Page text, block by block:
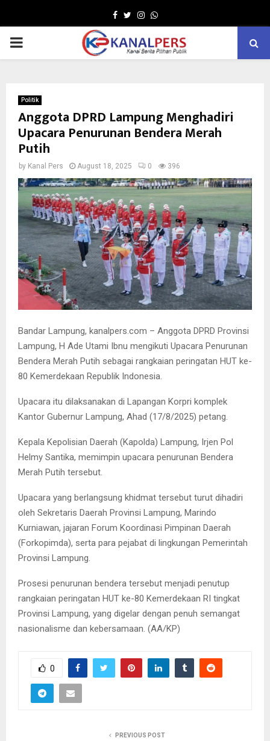
Facebook
TwitterInstagram
Whatsapp
PRIMARY
Politik
Anggota DPRD Lampung Menghadiri
Upacara Penurunan Bendera Merah
Putih
by Kanal Pers August 18, 2025 0 396
Bandar Lampung, kanalpers.com – Anggota DPRD Provinsi
Lampung, H Ade Utami Ibnu mengikuti Upacara Penurunan
Bendera Merah Putih sebagai rangkaian peringatan HUT ke-
80 Kemerdekaan Republik Indonesia.
Upacara itu dilaksanakan di Lapangan Korpri komplek
Kantor Gubernur Lampung, Ahad (17/8/2025) petang.
Kepala Kepolisian Daerah (Kapolda) Lampung, Irjen Pol
Helmy Santika, memimpin upacara penurunan Bendera
Merah Putih tersebut.
Upacara yang berlangsung khidmat tersebut turut dihadiri
oleh Sekretaris Daerah Provinsi Lampung, Marindo
Kurniawan, jajaran Forum Koordinasi Pimpinan Daerah
(Forkopimda), serta para pejabat di lingkungan Pemerintah
Provinsi Lampung.
Prosesi penurunan bendera tersebut menjadi penutup
rangkaian peringatan HUT ke-80 Kemerdekaan RI tingkat
Provinsi Lampung, yang digelar dengan penuh semangat
nasionalisme dan kebersamaan. (AA/KP)
0
PREVIOUS POST